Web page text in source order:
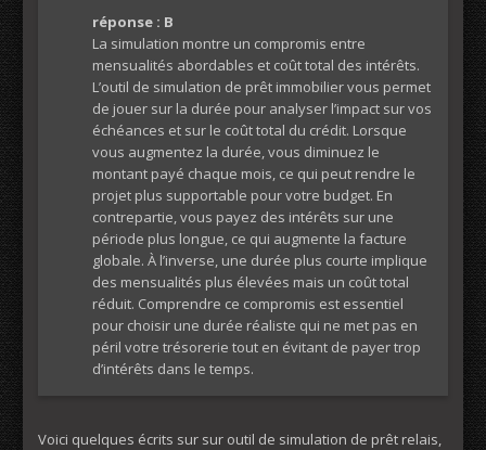
réponse : B
La simulation montre un compromis entre
mensualités abordables et coût total des intérêts.
L’outil de simulation de prêt immobilier vous permet
de jouer sur la durée pour analyser l’impact sur vos
échéances et sur le coût total du crédit. Lorsque
vous augmentez la durée, vous diminuez le
montant payé chaque mois, ce qui peut rendre le
projet plus supportable pour votre budget. En
contrepartie, vous payez des intérêts sur une
période plus longue, ce qui augmente la facture
globale. À l’inverse, une durée plus courte implique
des mensualités plus élevées mais un coût total
réduit. Comprendre ce compromis est essentiel
pour choisir une durée réaliste qui ne met pas en
péril votre trésorerie tout en évitant de payer trop
d’intérêts dans le temps.
Voici quelques écrits sur sur outil de simulation de prêt relais,